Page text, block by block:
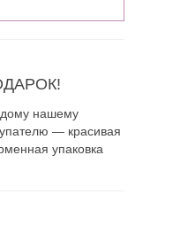
нашему
— красивая
упаковка